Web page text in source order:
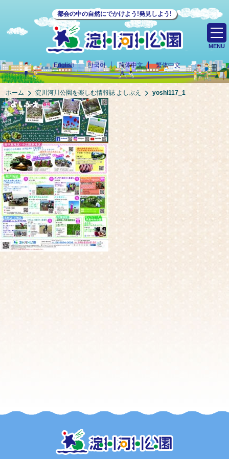
都会の中の自然にでかけよう!発見しよう!
English 한국어 简体中文 繁体中文
MENU
ホーム 淀川河川公園を楽しむ情報誌 よしぶえ yoshi117_1